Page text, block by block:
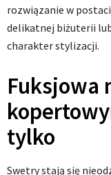
rozwiązanie w
delikatnej biżuterii
charakter stylizacji.
Fuksjowa
tylko
Swetry stają się